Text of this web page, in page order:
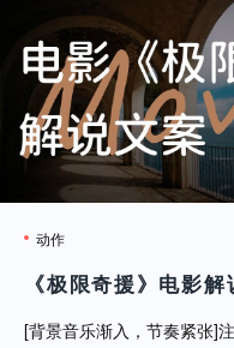
人！什么叫镖人？就是拿钱
动作
[背景音乐渐入，节奏紧张]